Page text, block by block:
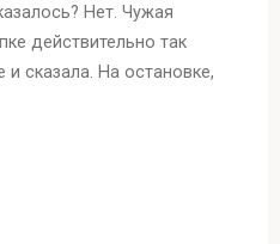
Нет. Чужая
действительно так
сказала. На остановке,